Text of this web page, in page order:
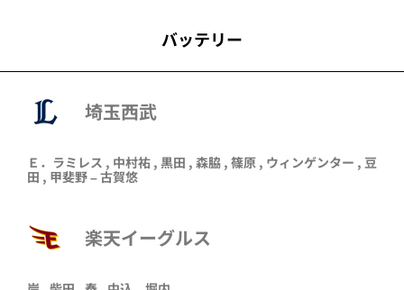
バッテリー
埼玉西武
Ｅ．ラミレス , 中村祐 , 黒田 , 森脇 , 篠原 , ウィンゲンター , 豆
田 , 甲斐野–古賀悠
楽天イーグルス